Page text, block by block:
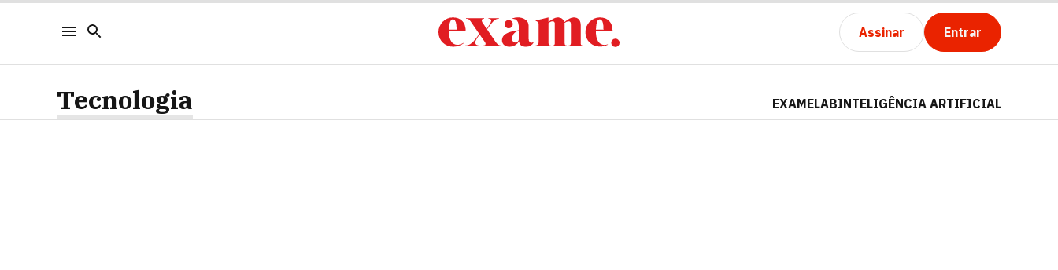
Assinar Entrar
Tecnologia EXAMELABINTELIGÊNCIA ARTIFICIAL